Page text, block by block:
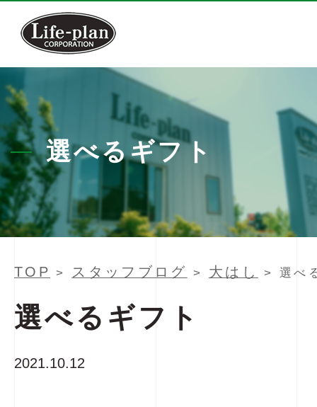
選べるギフト
TOP > スタッフブログ > 大はし > 選べ
選べるギフト
2021.10.12